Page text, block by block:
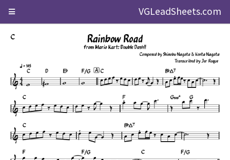
VGLeadSheets.com